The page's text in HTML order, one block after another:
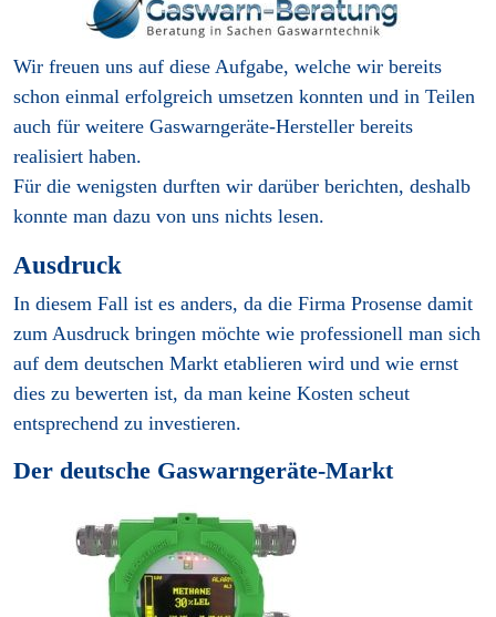
Wir freuen uns auf diese Aufgabe, welche wir bereits
schon einmal erfolgreich umsetzen konnten und in Teilen
auch für weitere Gaswarngeräte-Hersteller bereits
realisiert haben.
Für die wenigsten durften wir darüber berichten, deshalb
konnte man dazu von uns nichts lesen.
Ausdruck
In diesem Fall ist es anders, da die Firma Prosense damit
zum Ausdruck bringen möchte wie professionell man sich
auf dem deutschen Markt etablieren wird und wie ernst
dies zu bewerten ist, da man keine Kosten scheut
entsprechend zu investieren.
Der deutsche Gaswarngeräte-Markt